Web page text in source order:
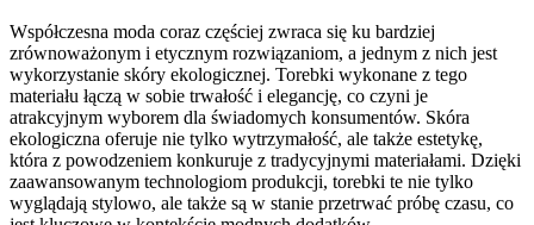
Współczesna moda coraz częściej zwraca się ku bardziej
zrównoważonym i etycznym rozwiązaniom, a jednym z nich jest
wykorzystanie skóry ekologicznej. Torebki wykonane z tego
materiału łączą w sobie trwałość i elegancję, co czyni je
atrakcyjnym wyborem dla świadomych konsumentów. Skóra
ekologiczna oferuje nie tylko wytrzymałość, ale także estetykę,
która z powodzeniem konkuruje z tradycyjnymi materiałami. Dzięki
zaawansowanym technologiom produkcji, torebki te nie tylko
wyglądają stylowo, ale także są w stanie przetrwać próbę czasu, co